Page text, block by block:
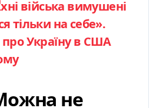
війська вимушені
тільки на себе».
Україну в США
не